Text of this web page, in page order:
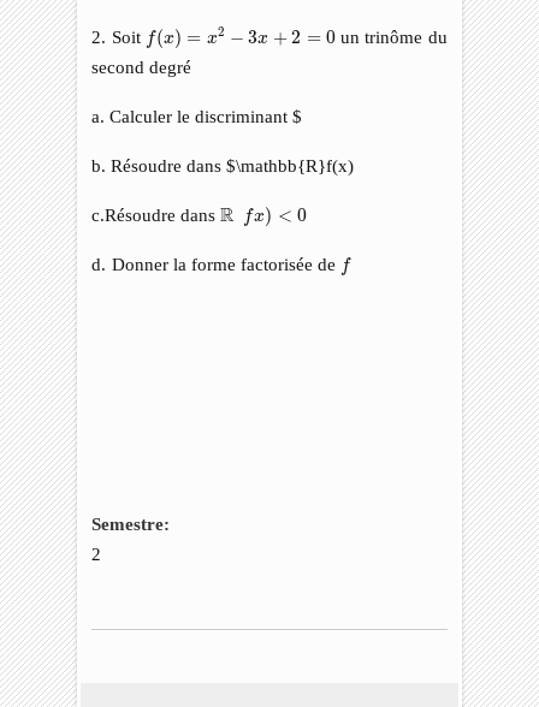
2. Soit f(x) = x2 − 3x +2 = 0
(x = 3x 2=
un trinôme du
second degré
a. Calculer le discriminant $
b. Résoudre dans $\mathbb{R}f(x)
c.Résoudre dansR
R fx) < 0
fx <
d. Donner la forme factorisée de f
f
Semestre:
2